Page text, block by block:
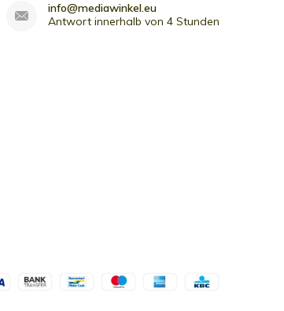
info@mediawinkel.eu
Antwort innerhalb von 4 Stunden